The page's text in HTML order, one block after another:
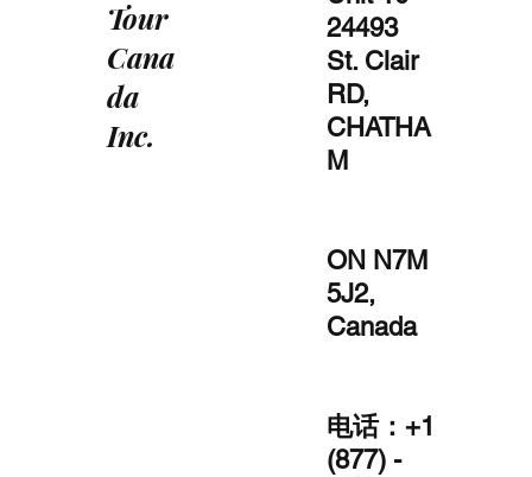
Tour
Cana
da
Inc.
24493
St. Clair
RD,
CHATHA
M
ON N7M
5J2,
Canada
电话：+1
(877) -